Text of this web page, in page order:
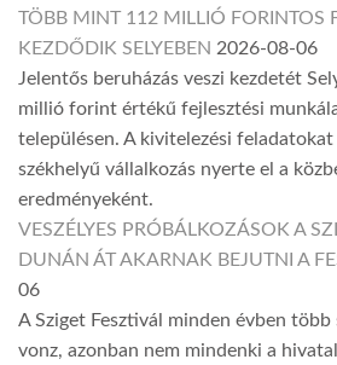
TÖBB MINT 112 MILLIÓ FORINTOS
KEZDŐDIK SELYEBEN 2026-08-06
Jelentős beruházás veszi kezdetét
millió forint értékű fejlesztési
településen. A kivitelezési feladatokat
székhelyű vállalkozás nyerte el a
eredményeként.
VESZÉLYES PRÓBÁLKOZÁSOK A
DUNÁN ÁT AKARNAK BEJUTNI A
06
A Sziget Fesztivál minden évben
vonz, azonban nem mindenki a